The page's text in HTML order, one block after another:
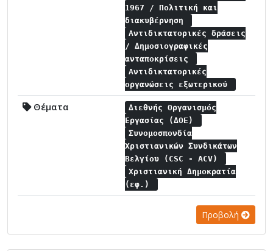
1967 / Πολιτική και
διακυβέρνηση
Αντιδικτατορικές δράσεις
/ Δημοσιογραφικές
ανταποκρίσεις
Αντιδικτατορικές
οργανώσεις εξωτερικού
Θέματα
Διεθνής Οργανισμός
Εργασίας (ΔΟΕ)
Συνομοσπονδία
Χριστιανικών Συνδικάτων
Βελγίου (CSC - ACV)
Χριστιανική Δημοκρατία
(εφ.)
Προβολή